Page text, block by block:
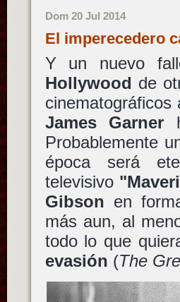
Dom 20 Jul 2014
El imperecedero
Y un nuevo
Hollywood de
James Garner
Probablemente
época será
televisivo
Gibson en
más aun, al
todo lo que
evasión (The